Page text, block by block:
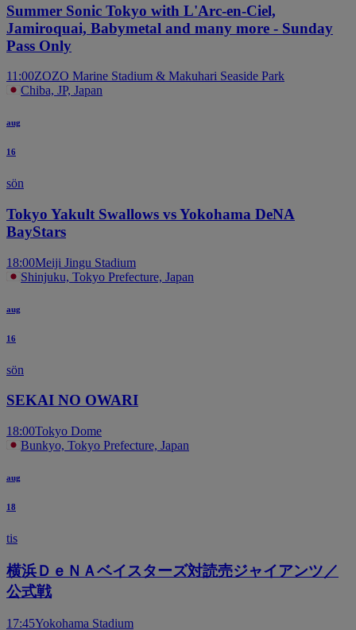
Summer Sonic Tokyo with L'Arc-en-Ciel,
Jamiroquai, Babymetal and many more - Sunday
Pass Only
11:00ZOZO Marine Stadium & Makuhari Seaside Park
Chiba, JP, Japan
aug
16
sön
Tokyo Yakult Swallows vs Yokohama DeNA
BayStars
18:00Meiji Jingu Stadium
Shinjuku, Tokyo Prefecture, Japan
aug
16
sön
SEKAI NO OWARI
18:00Tokyo Dome
Bunkyo, Tokyo Prefecture, Japan
aug
18
tis
横浜ＤｅＮＡベイスターズ対読売ジャイアンツ／
公式戦
17:45Yokohama Stadium